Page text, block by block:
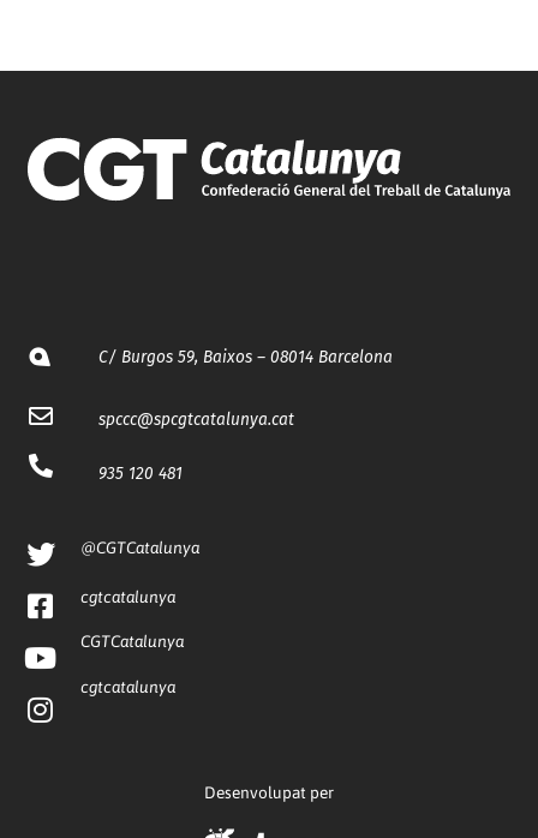
C/ Burgos 59, Baixos – 08014 Barcelona
spccc@spcgtcatalunya.cat
935 120 481
@CGTCatalunya
cgtcatalunya
CGTCatalunya
cgtcatalunya
Desenvolupat per